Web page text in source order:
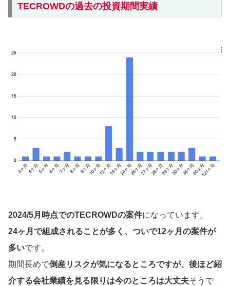
TECROWDの過去の投資期間実績
2024/5月時点でのTECROWDの案件になっています。
24ヶ月で組成されることが多く、ついで12ヶ月の案件が
多いです。
期間長めで倒産リスクが気になるところですが、後ほど紹
介する会社業績を見る限りは今のところは大丈夫そうで